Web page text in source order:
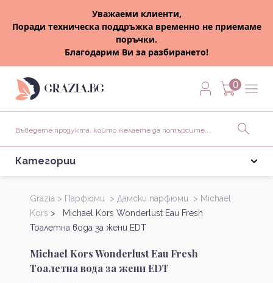
Уважаеми клиенти,
Поради техническа поддръжка временно не приемаме
поръчки.
Благодарим Ви за разбирането!
0
Категории
Grazia > Парфюми > Дамски парфюми > Michael
Kors > Michael Kors Wonderlust Eau Fresh
Тоалетна вода за жени EDT
Michael Kors Wonderlust Eau Fresh
Тоалетна вода за жени EDT